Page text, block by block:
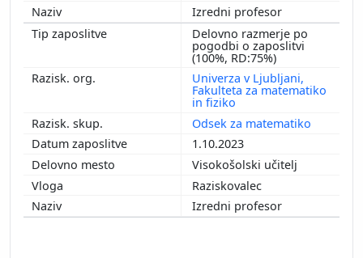
Izredni profesor
Delovno razmerje po
pogodbi o zaposlitvi
(100%, RD:75%)
Univerza v Ljubljani,
Fakulteta za matematiko
in fiziko
Odsek za matematiko
1.10.2023
Visokošolski učitelj
Raziskovalec
Izredni profesor